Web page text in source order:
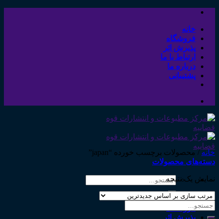
Skip
contentخانه
فروشگاه
پذیرش اثر
ارتباط با ما
درباره ما
پشتیبانی
جستجو
خانه
فروشگاه
پذیرش اثر
خانه /محصولات برچسب خورده “japan”
دسته‌های محصولات
نمایش یک نتیجه
جستجو